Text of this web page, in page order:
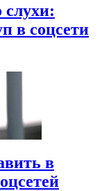
в соцсети
в